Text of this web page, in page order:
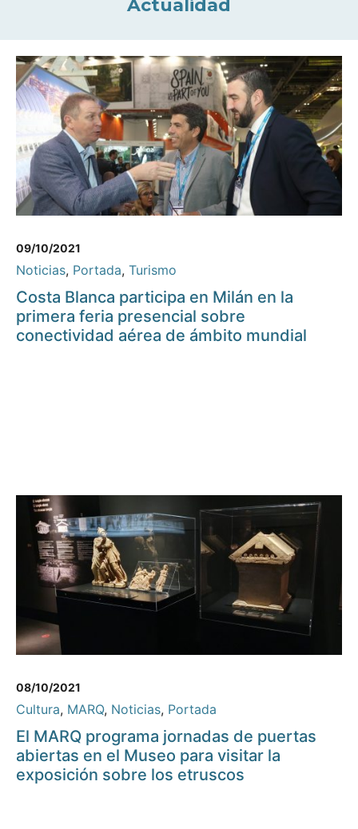
Actualidad
09/10/2021
Noticias, Portada, Turismo
Costa Blanca participa en Milán en la
primera feria presencial sobre
conectividad aérea de ámbito mundial
08/10/2021
Cultura, MARQ, Noticias, Portada
El MARQ programa jornadas de puertas
abiertas en el Museo para visitar la
exposición sobre los etruscos